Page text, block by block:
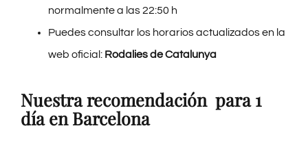
normalmente a las 22:50 h
Puedes consultar los horarios actualizados en la
web oficial: Rodalies de Catalunya
Nuestra recomendación para 1
día en Barcelona